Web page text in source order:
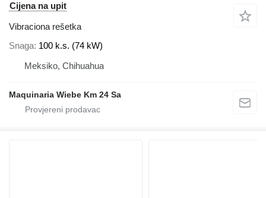
Cijena na upit
Vibraciona rešetka
Snaga 100 k.s. (74 kW)
Meksiko, Chihuahua
Maquinaria Wiebe Km 24 Sa